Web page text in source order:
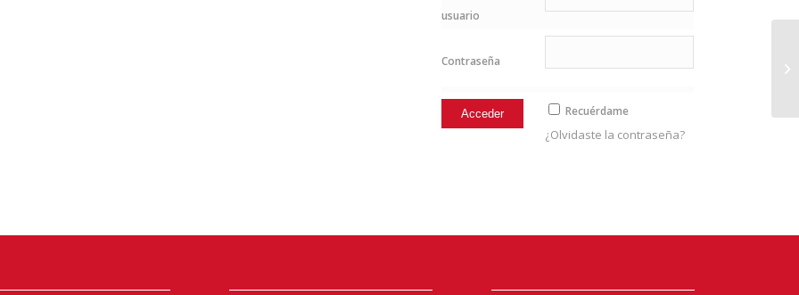
usuario
Contraseña
Recuérdame
¿Olvidaste la contraseña?